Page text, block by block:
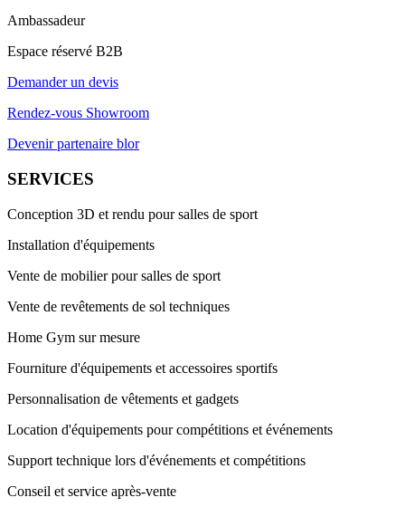
Ambassadeur
Espace réservé B2B
Demander un devis
Rendez-vous Showroom
Devenir partenaire blor
SERVICES
Conception 3D et rendu pour salles de sport
Installation d'équipements
Vente de mobilier pour salles de sport
Vente de revêtements de sol techniques
Home Gym sur mesure
Fourniture d'équipements et accessoires sportifs
Personnalisation de vêtements et gadgets
Location d'équipements pour compétitions et événements
Support technique lors d'événements et compétitions
Conseil et service après-vente